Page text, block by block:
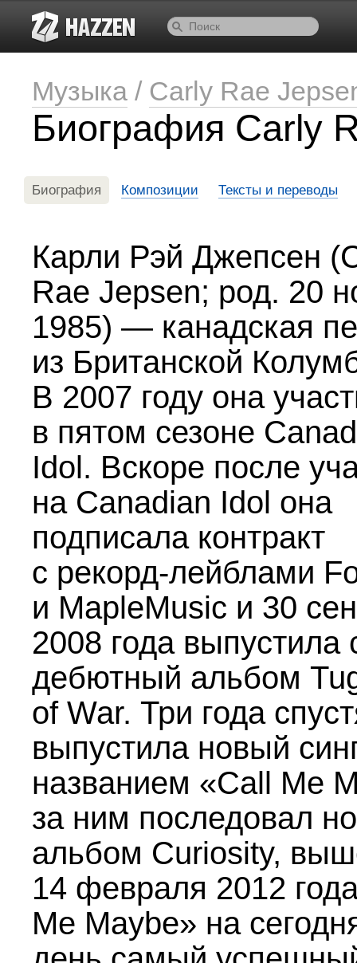
Музыка / Carly Rae
Биография Carly
Биография Композиции Тексты и переводы
Карли Рэй Джепсен
Rae Jepsen; род. 20
1985) — канадская
из Британской
В 2007 году она
в пятом сезоне
Idol. Вскоре после
на Canadian Idol она
подписала контракт
с рекорд-лейблами
и MapleMusic и 30
2008 года выпустила
дебютный альбом
of War. Три года
выпустила новый
названием «Call Me
за ним последовал
альбом Curiosity,
14 февраля 2012
Me Maybe» на